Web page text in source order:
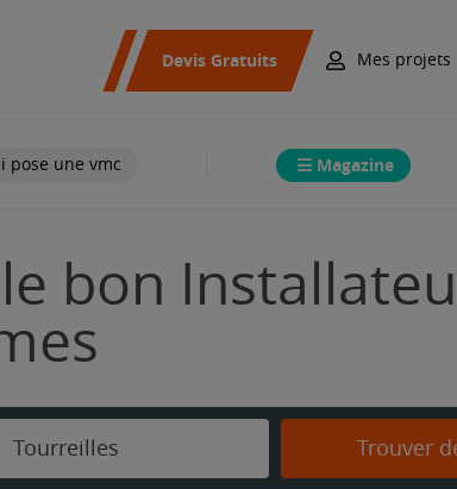
Devis Gratuits Mes projets
pose une vmc Magazine
bon
Tourreilles Trouver